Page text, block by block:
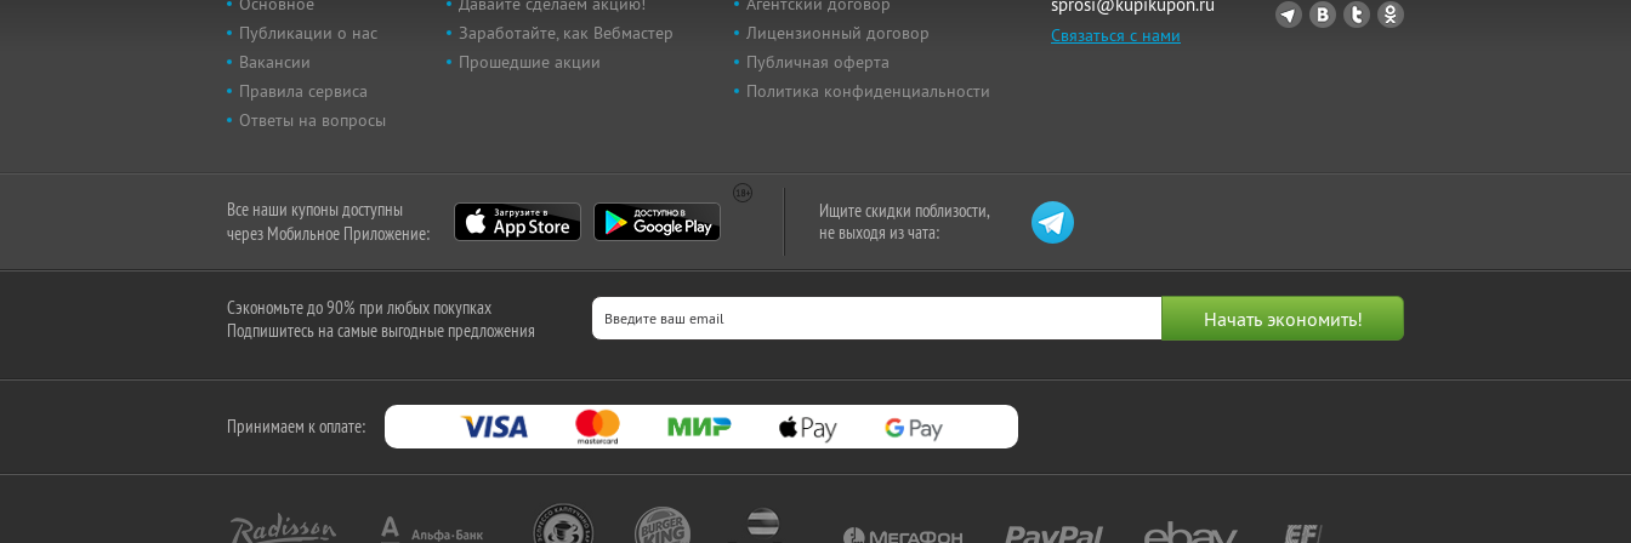
Публикации о нас
Вакансии
Правила сервиса
Ответы на вопросы
Заработайте, как Вебмастер
Прошедшие акции
Лицензионный договор
Публичная оферта
Политика конфиденциальности
Связаться с нами
Все наши купоны доступны
через Мобильное Приложение:
Ищите скидки поблизости,
не выходя из чата:
Сэкономьте до 90% при любых покупках
Подпишитесь на самые выгодные предложения
Принимаем к оплате: